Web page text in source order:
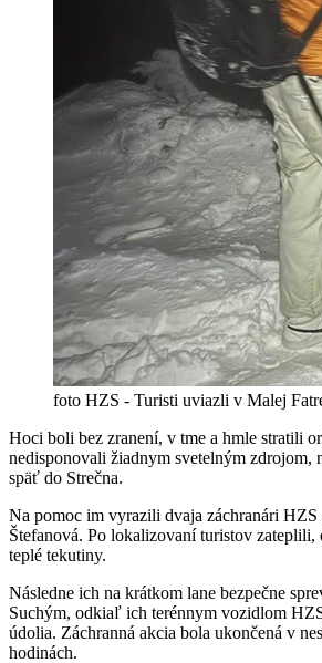
foto HZS - Turisti uviazli v Malej
Hoci boli bez zranení, v tme a hmle stratili
nedisponovali žiadnym svetelným zdrojom,
späť do Strečna.
Na pomoc im vyrazili dvaja záchranári HZS
Štefanová. Po lokalizovaní turistov
teplé tekutiny.
Následne ich na krátkom lane bezpečne
Suchým, odkiaľ ich terénnym vozidlom
údolia. Záchranná akcia bola ukončená v
hodinách.